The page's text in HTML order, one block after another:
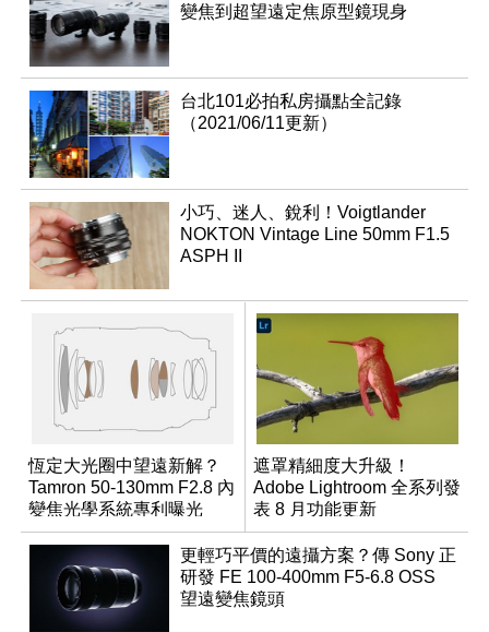
變焦到超望遠定焦原型鏡現身
台北101必拍私房攝點全記錄
（2021/06/11更新）
小巧、迷人、銳利！Voigtlander
NOKTON Vintage Line 50mm F1.5
ASPH II
恆定大光圈中望遠新解？
Tamron 50-130mm F2.8 內
變焦光學系統專利曝光
遮罩精細度大升級！
Adobe Lightroom 全系列發
表 8 月功能更新
更輕巧平價的遠攝方案？傳 Sony 正
研發 FE 100-400mm F5-6.8 OSS
望遠變焦鏡頭